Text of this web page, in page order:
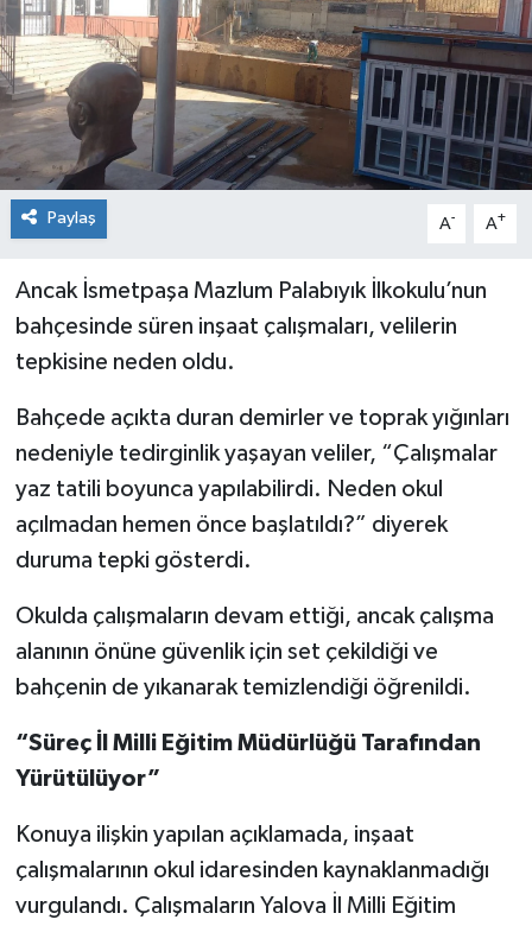
Paylaş A- A+
Ancak İsmetpaşa Mazlum Palabıyık İlkokulu’nun
bahçesinde süren inşaat çalışmaları, velilerin
tepkisine neden oldu.
Bahçede açıkta duran demirler ve toprak yığınları
nedeniyle tedirginlik yaşayan veliler, “Çalışmalar
yaz tatili boyunca yapılabilirdi. Neden okul
açılmadan hemen önce başlatıldı?” diyerek
duruma tepki gösterdi.
Okulda çalışmaların devam ettiği, ancak çalışma
alanının önüne güvenlik için set çekildiği ve
bahçenin de yıkanarak temizlendiği öğrenildi.
“Süreç İl Milli Eğitim Müdürlüğü Tarafından
Yürütülüyor”
Konuya ilişkin yapılan açıklamada, inşaat
çalışmalarının okul idaresinden kaynaklanmadığı
vurgulandı. Çalışmaların Yalova İl Milli Eğitim